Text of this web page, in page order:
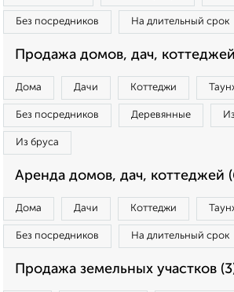
Без посредников На длительный срок
Продажа домов, дач,
Дома Дачи Коттеджи
Без посредников Деревянные
Из бруса
Аренда домов, дач, коттеджей
Дома Дачи Коттеджи
Без посредников На длительный срок
Продажа земельных участков